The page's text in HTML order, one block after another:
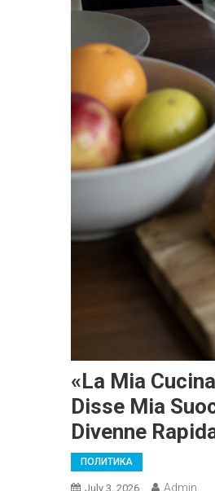
«La Mia
Disse Mia
Divenne
ПОЛИТИКА
July 3, 2026 Admin